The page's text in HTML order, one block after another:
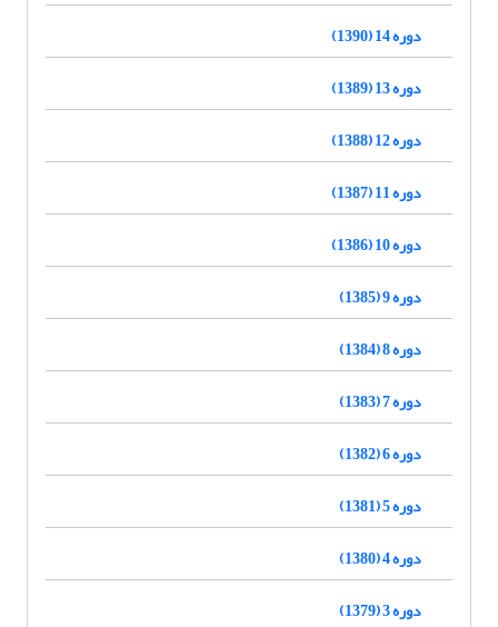
دوره 14 (1390)
دوره 13 (1389)
دوره 12 (1388)
دوره 11 (1387)
دوره 10 (1386)
دوره 9 (1385)
دوره 8 (1384)
دوره 7 (1383)
دوره 6 (1382)
دوره 5 (1381)
دوره 4 (1380)
دوره 3 (1379)